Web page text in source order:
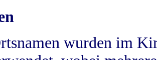
wurden im